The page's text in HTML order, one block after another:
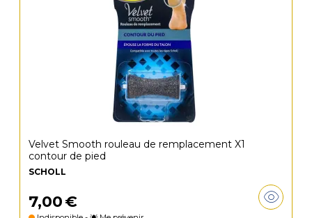
Velvet Smooth rouleau de remplacement X1
contour de pied
SCHOLL
7,00€